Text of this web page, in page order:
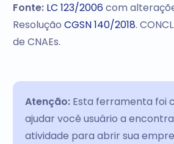
Fonte: LC 123/2006com
ResoluçãoCGSN 140/2018.
de CNAEs.
Atenção:Esta ferramenta foi
ajudar você usuário a
atividade para abrir sua